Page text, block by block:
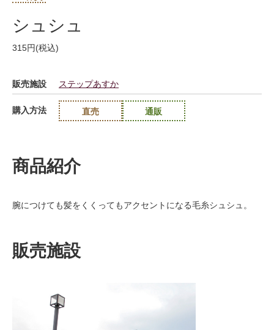
シュシュ
315円(税込)
販売施設 ステップあすか
購入方法 直売 通販
商品紹介
腕につけても髪をくくってもアクセントになる毛糸シュシュ。
販売施設